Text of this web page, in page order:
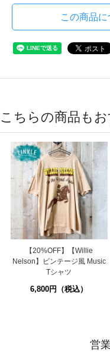
この商品
こちらの商品も
【20%OFF】【Willie
Nelson】ビンテージ風 Music
Tシャツ
6,800円（税込）
営